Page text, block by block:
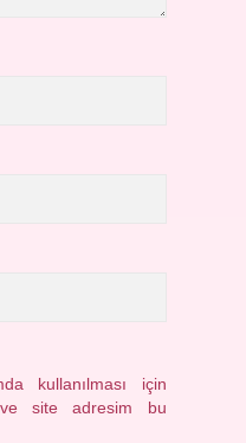
kullanılması için
site adresim bu